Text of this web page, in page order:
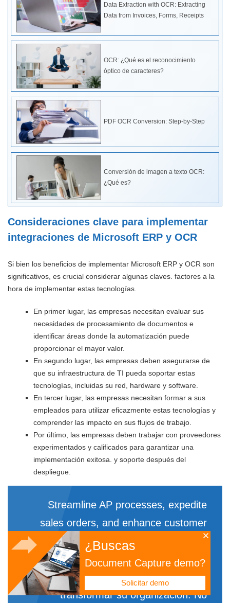
Data Extraction with OCR: Extracting
Data from Invoices, Forms, Receipts
OCR: ¿Qué es el reconocimiento
óptico de caracteres?
PDF OCR Conversion: Step-by-Step
Conversión de imagen a texto OCR:
¿Qué es?
Consideraciones clave para implementar
integraciones de Microsoft ERP y OCR
Si bien los beneficios de implementar Microsoft ERP y OCR son
significativos, es crucial considerar algunas claves. factores a la
hora de implementar estas tecnologías.
En primer lugar, las empresas necesitan evaluar sus
necesidades de procesamiento de documentos e
identificar áreas donde la automatización puede
proporcionar el mayor valor.
En segundo lugar, las empresas deben asegurarse de
que su infraestructura de TI pueda soportar estas
tecnologías, incluidas su red, hardware y software.
En tercer lugar, las empresas necesitan formar a sus
empleados para utilizar eficazmente estas tecnologías y
comprender las impacto en sus flujos de trabajo.
Por último, las empresas deben trabajar con proveedores
experimentados y calificados para garantizar una
implementación exitosa. y soporte después del
despliegue.
Streamline AP processes, expedite
sales orders, and enhance customer
experiences. Discover the endless
possibilities when docAlpha OCR se une
fuerzas con Microsoft ERPpara
transformar su organización. No
¿Buscas
Document Capture demo?
Solicitar demo